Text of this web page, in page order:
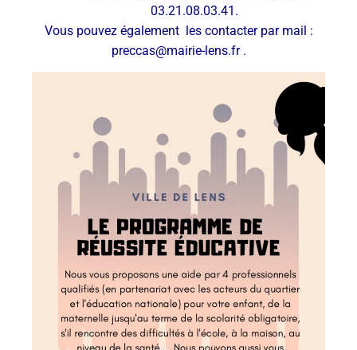
03.21.08.03.41.
Vous pouvez également les contacter par mail :
preccas@mairie-lens.fr .